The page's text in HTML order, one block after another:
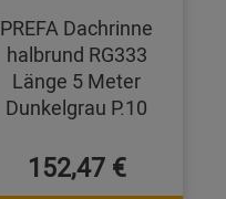
PREFA Dachrinne
halbrund RG333
Länge 5 Meter
Dunkelgrau P.10
152,47 €